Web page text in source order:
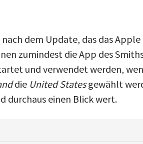
dem Update, das das
zumindest die App des
und verwendet werden,
die United Statesgewählt
durchaus einen Blick wert.